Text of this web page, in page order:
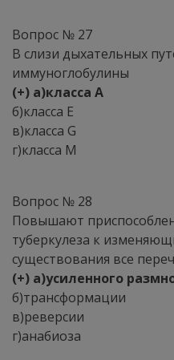
Вопрос № 27
В слизи дыхательных
иммуноглобулины
(+) а)класса A
б)класса E
в)класса G
г)класса M
Вопрос № 28
Повышают
туберкулеза к
существования все
(+) а)усиленного
б)трансформации
в)реверсии
г)анабиоза